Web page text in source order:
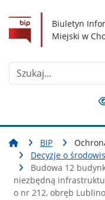
Biuletyn
Miejski w
Szukaj
BIP
Decyzje o
Budowa 12
niezbędną
o nr 212, obręb